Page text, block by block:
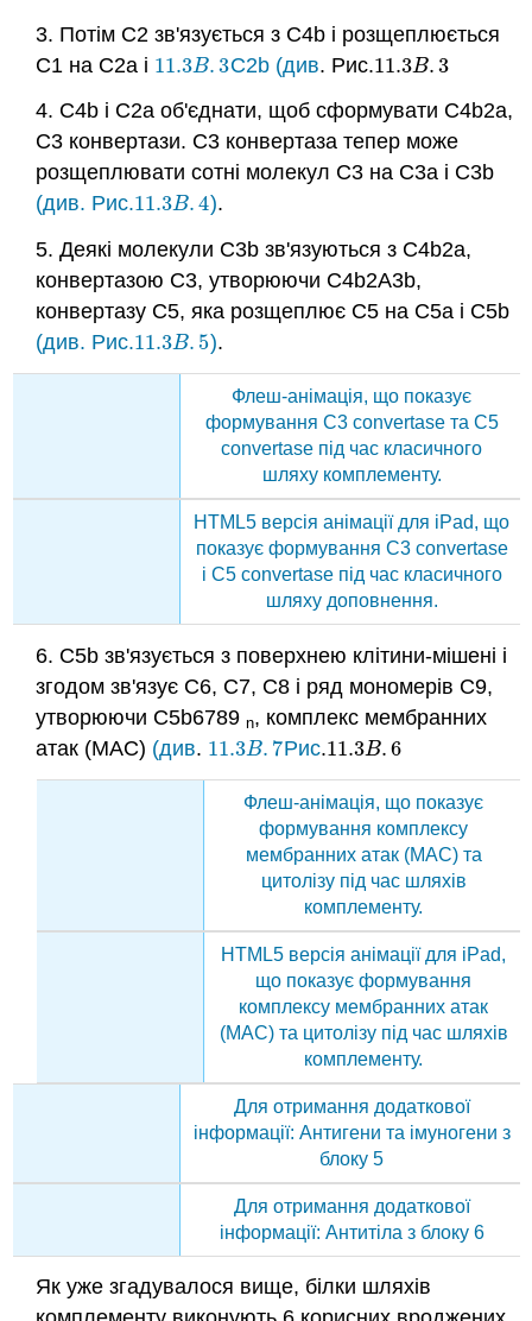
3. Потім C2 зв'язується з C4b і розщеплюється
C1 на C2a і 11.3B. 3
11.3B. 3C2b (див. Рис.11.3B.3
11.3B. 3
4. C4b і C2a об'єднати, щоб сформувати C4b2a,
C3 конвертази. C3 конвертаза тепер може
розщеплювати сотні молекул С3 на C3a і C3b
(див. Рис.11.3B. 4
11.3B. 4).
5. Деякі молекули C3b зв'язуються з C4b2a,
конвертазою C3, утворюючи C4b2A3b,
конвертазу C5, яка розщеплює C5 на C5a і C5b
(див. Рис.11.3B. 5
11.3B. 5).
Флеш-анімація, що показує
формування C3 convertase та C5
convertase під час класичного
шляху комплементу.
HTML5 версія анімації для iPad, що
показує формування C3 convertase
і C5 convertase під час класичного
шляху доповнення.
6. C5b зв'язується з поверхнею клітини-мішені і
згодом зв'язує C6, C7, C8 і ряд мономерів С9,
утворюючи C5b6789n, комплекс мембранних
атак (MAC) (див. 11.3B. 7
11.3B. 7Рис.11.3B.6
11.3B. 6
Флеш-анімація, що показує
формування комплексу
мембранних атак (MAC) та
цитолізу під час шляхів
комплементу.
HTML5 версія анімації для iPad,
що показує формування
комплексу мембранних атак
(MAC) та цитолізу під час шляхів
комплементу.
Для отримання додаткової
інформації: Антигени та імуногени з
блоку 5
Для отримання додаткової
інформації: Антитіла з блоку 6
Як уже згадувалося вище, білки шляхів